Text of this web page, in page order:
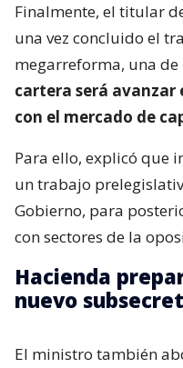
Finalmente, el titular
una vez concluido el
megarreforma, una de
cartera será avanzar
con el mercado de
Para ello, explicó que
un trabajo
Gobierno, para
con sectores de la
Hacienda
nuevo
El ministro también